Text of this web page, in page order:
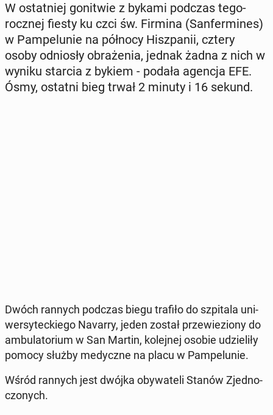
W ostat­niej go­ni­twie z bykami podczas te­go­
rocz­nej fiesty ku czci św. Firmina (San­fer­mi­nes)
w Pam­pe­lu­nie na północy Hisz­pa­nii, cztery
osoby od­nio­sły ob­ra­że­nia, jednak żadna z nich w
wyniku starcia z bykiem - podała agencja EFE.
Ósmy, ostatni bieg trwał 2 minuty i 16 sekund.
Dwóch rannych podczas biegu trafiło do szpi­ta­la uni­
wer­sy­tec­kie­go Navarry, jeden został prze­wie­zio­ny do
am­bu­la­to­rium w San Martin, ko­lej­nej osobie udzie­li­ły
pomocy służby me­dycz­ne na placu w Pam­pe­lu­nie.
Wśród rannych jest dwójka oby­wa­te­li Stanów Zjed­no­
czo­nych.